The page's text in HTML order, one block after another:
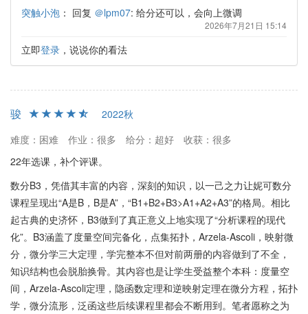
突触小泡 ： 回复 ＠lpm07: 给分还可以，会向上微调
2026年7月21日 15:14
立即登录 ，说说你的看法
骏
2022秋
难度：困难
作业：很多 给分：超好
收获：很多
22年选课，补个评课。
数分B3，凭借其丰富的内容，深刻的知识，以一己之力让妮可数分
课程呈现出“A是B，B是A”，“B1+B2+B3>A1+A2+A3”的格局。相比
起古典的史济怀，B3做到了真正意义上地实现了“分析课程的现代
化”。B3涵盖了度量空间完备化，点集拓扑，Arzela-Ascoli，映射微
分，微分学三大定理，学完整本不但对前两册的内容做到了不全，
知识结构也会脱胎换骨。其内容也是让学生受益整个本科：度量空
间，Arzela-Ascoli定理，隐函数定理和逆映射定理在微分方程，拓扑
学，微分流形，泛函这些后续课程里都会不断用到。笔者愿称之为